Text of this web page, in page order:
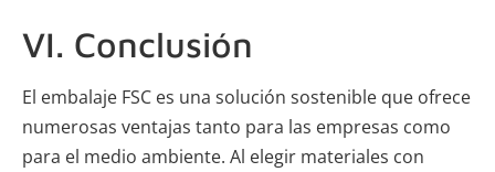
VI. Conclusión
El embalaje FSC es una solución sostenible que ofrece
numerosas ventajas tanto para las empresas como
para el medio ambiente. Al elegir materiales con